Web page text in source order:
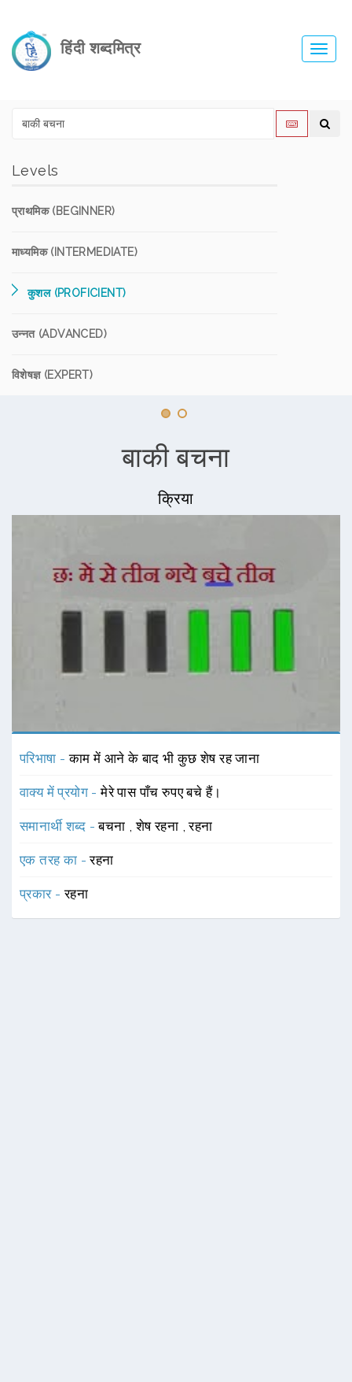
हिंदी शब्दमित्र
Levels
प्राथमिक (BEGINNER)
माध्यमिक (INTERMEDIATE)
कुशल (PROFICIENT)
उन्नत (ADVANCED)
विशेषज्ञ (EXPERT)
बाकी बचना
क्रिया
परिभाषा -काम में आने के बाद भी कुछ शेष रह जाना
वाक्य में प्रयोग -मेरे पास पाँच रुपए बचे हैं।
समानार्थी शब्द -बचना ,शेष रहना ,रहना
एक तरह का -रहना
प्रकार -रहना